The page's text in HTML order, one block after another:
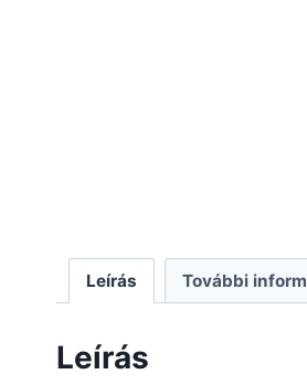
Leírás További
Leírás